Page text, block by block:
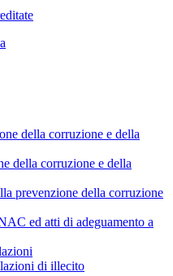
della corruzione e della
della corruzione e della
prevenzione della corruzione
ed atti di adeguamento a
di illecito